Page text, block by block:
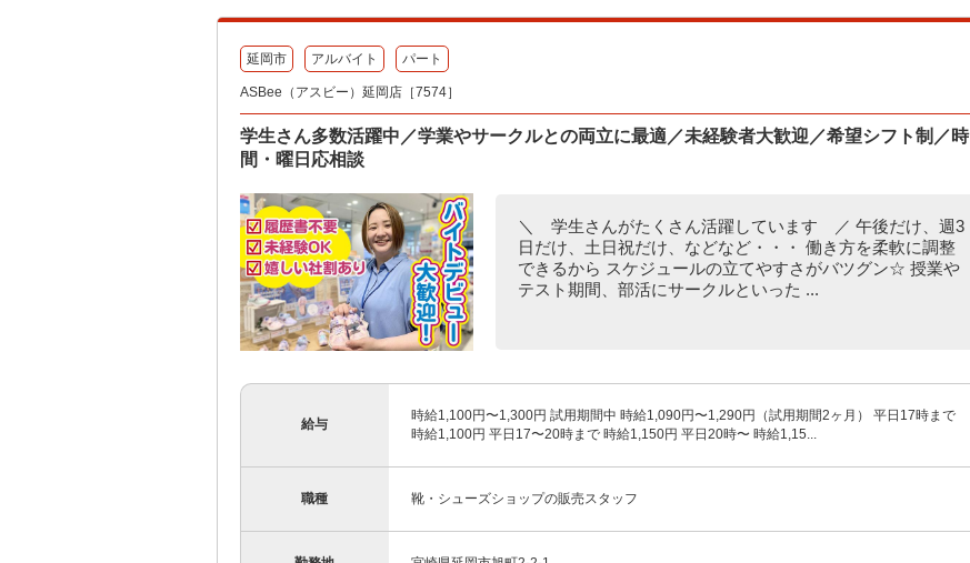
延岡市 アルバイト パート
ASBee（アスビー）延岡店［7574］
学生さん多数活躍中／学業やサークルとの両立に最適／未経験者大歓迎／希望シフト制／時
間・曜日応相談
＼ 学生さんがたくさん活躍しています ／ 午後だけ、週3
日だけ、土日祝だけ、などなど・・・ 働き方を柔軟に調整
できるから スケジュールの立てやすさがバツグン☆ 授業や
テスト期間、部活にサークルといった ...
給与
時給1,100円〜1,300円 試用期間中 時給1,090円〜1,290円（試用期間2ヶ月） 平日17時まで
時給1,100円 平日17〜20時まで 時給1,150円 平日20時〜 時給1,15...
職種 靴・シューズショップの販売スタッフ